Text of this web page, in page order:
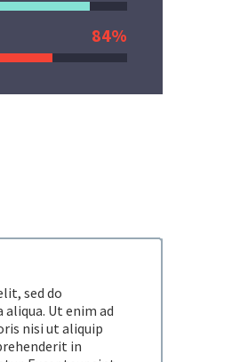
84%
sed do
Ut enim ad
nisi ut aliquip
in